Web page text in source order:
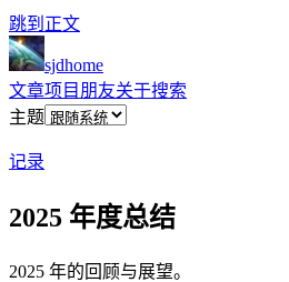
跳到正文
sjdhome
文章项目 朋友关于搜索
主题
记录
2025 年度总结
2025 年的回顾与展望。